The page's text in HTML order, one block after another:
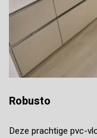
Robusto
Deze prachtige pvc-